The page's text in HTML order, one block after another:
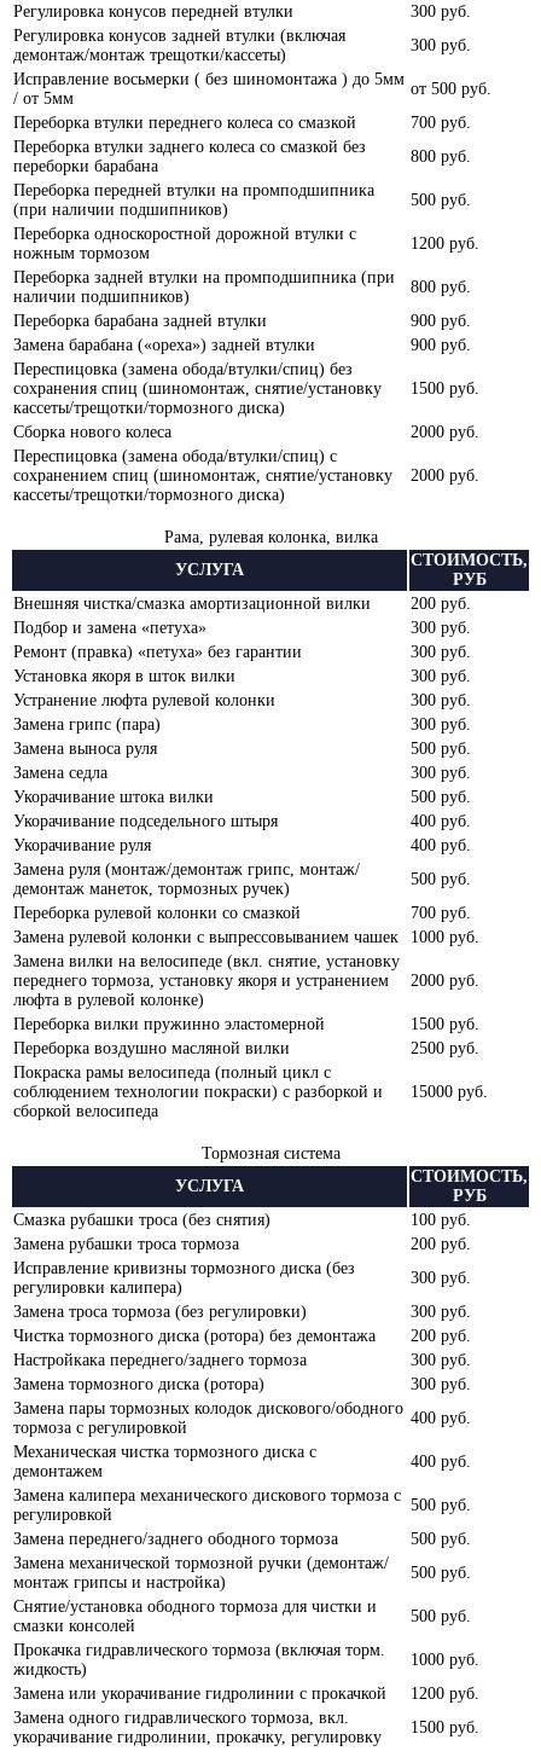
Регулировка конусов передней втулки
300 руб.
Регулировка конусов задней втулки (включая
демонтаж/монтаж трещотки/кассеты)
300 руб.
Исправление восьмерки ( без шиномонтажа ) до 5мм
/ от 5мм
от 500 руб.
Переборка втулки переднего колеса со смазкой
700 руб.
Переборка втулки заднего колеса со смазкой без
переборки барабана
800 руб.
Переборка передней втулки на промподшипника
(при наличии подшипников)
500 руб.
Переборка односкоростной дорожной втулки с
ножным тормозом
1200 руб.
Переборка задней втулки на промподшипника (при
наличии подшипников)
800 руб.
Переборка барабана задней втулки
900 руб.
Замена барабана («ореха») задней втулки
900 руб.
Переспицовка (замена обода/втулки/спиц) без
сохранения спиц (шиномонтаж, снятие/установку
кассеты/трещотки/тормозного диска)
1500 руб.
Сборка нового колеса
2000 руб.
Переспицовка (замена обода/втулки/спиц) с
сохранением спиц (шиномонтаж, снятие/установку
кассеты/трещотки/тормозного диска)
2000 руб.
Рама, рулевая колонка, вилка
УСЛУГА
СТОИМОСТЬ,
РУБ
Внешняя чистка/смазка амортизационной вилки
200 руб.
Подбор и замена «петуха»
300 руб.
Ремонт (правка) «петуха» без гарантии
300 руб.
Установка якоря в шток вилки
300 руб.
Устранение люфта рулевой колонки
300 руб.
Замена грипс (пара)
300 руб.
Замена выноса руля
500 руб.
Замена седла
300 руб.
Укорачивание штока вилки
500 руб.
Укорачивание подседельного штыря
400 руб.
Укорачивание руля
400 руб.
Замена руля (монтаж/демонтаж грипс, монтаж/
демонтаж манеток, тормозных ручек)
500 руб.
Переборка рулевой колонки со смазкой
700 руб.
Замена рулевой колонки с выпрессовыванием чашек
1000 руб.
Замена вилки на велосипеде (вкл. снятие, установку
переднего тормоза, установку якоря и устранением
люфта в рулевой колонке)
2000 руб.
Переборка вилки пружинно эластомерной
1500 руб.
Переборка воздушно масляной вилки
2500 руб.
Покраска рамы велосипеда (полный цикл с
соблюдением технологии покраски) с разборкой и
сборкой велосипеда
15000 руб.
Тормозная система
УСЛУГА
СТОИМОСТЬ,
РУБ
Смазка рубашки троса (без снятия)
100 руб.
Замена рубашки троса тормоза
200 руб.
Исправление кривизны тормозного диска (без
регулировки калипера)
300 руб.
Замена троса тормоза (без регулировки)
300 руб.
Чистка тормозного диска (ротора) без демонтажа
200 руб.
Настройкака переднего/заднего тормоза
300 руб.
Замена тормозного диска (ротора)
300 руб.
Замена пары тормозных колодок дискового/ободного
тормоза с регулировкой
400 руб.
Механическая чистка тормозного диска с
демонтажем
400 руб.
Замена калипера механического дискового тормоза с
регулировкой
500 руб.
Замена переднего/заднего ободного тормоза
500 руб.
Замена механической тормозной ручки (демонтаж/
монтаж грипсы и настройка)
500 руб.
Снятие/установка ободного тормоза для чистки и
смазки консолей
500 руб.
Прокачка гидравлического тормоза (включая торм.
жидкость)
1000 руб.
Замена или укорачивание гидролинии с прокачкой
1200 руб.
Замена одного гидравлического тормоза, вкл.
укорачивание гидролинии, прокачку, регулировку
1500 руб.